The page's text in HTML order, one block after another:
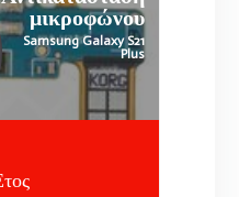
μικροφώνου
Samsung Galaxy S21
Plus